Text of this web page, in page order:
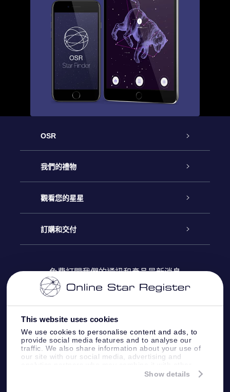
This website uses cookies
We use cookies to personalise content and ads, to
provide social media features and to analyse our
traffic. We also share information about your use of
our site with our social media, advertising and
information that you’ve provided to them or that
Show details
OSR
客戶服務
聯繫我們
博客
評論
我們的禮物
Online Star禮物
OSR禮物包
OSR 禮物卡
公司禮品
觀看您的星星
星星注册
個性化的Star Page
One Million Stars
OSR Starsaver
訂購和交付
付款資訊
配送信息
退貨政策
免費訂閱我們的通訊和產品最新消息